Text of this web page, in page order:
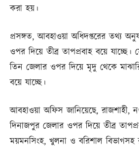
করা হয়।
প্রসঙ্গত, আবহাওয়া অধিদপ্তরের তথ্য
ওপর দিয়ে তীব্র তাপপ্রবাহ বয়ে
তিন জেলার ওপর দিয়ে মৃদু থেকে
বয়ে যাচ্ছে।
আবহাওয়া অফিস জানিয়েছে, রাজশাহী,
দিনাজপুর জেলার ওপর দিয়ে তীব্র
ময়মনসিংহ, খুলনা ও বরিশাল বিভাগসহ